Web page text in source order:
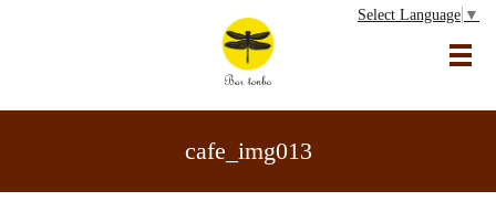
Select Language ▼
メ
cafe_img013